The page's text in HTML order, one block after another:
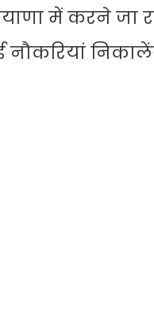
में करने जा